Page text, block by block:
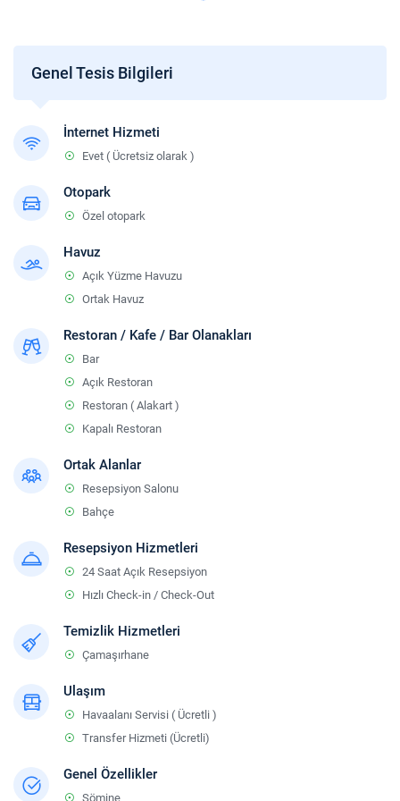
Check-out
Sigara
Odalarda sigara içilmez.
2 yaşına kadar olan bebekler ücretsizdir.
Genel Tesis Bilgileri
İnternet Hizmeti
Evet ( Ücretsiz olarak )
Otopark
Özel otopark
Havuz
Açık Yüzme Havuzu
Ortak Havuz
Restoran / Kafe / Bar Olanakları
Bar
Açık Restoran
Restoran ( Alakart )
Kapalı Restoran
Ortak Alanlar
Resepsiyon Salonu
Bahçe
Resepsiyon Hizmetleri
24 Saat Açık Resepsiyon
Hızlı Check-in / Check-Out
Temizlik Hizmetleri
Çamaşırhane
Ulaşım
Havaalanı Servisi ( Ücretli )
Transfer Hizmeti (Ücretli)
Genel Özellikler
Şömine